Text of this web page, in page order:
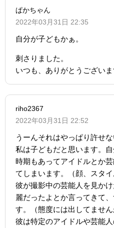
ぱかちゃん
2022年03月31日 22:35
自分が子どもかぁ。
刺さりました。
いつも、ありがとうございま
riho2367
2022年03月31日 22:52
うーんそれはやっぱり許せな
私は子どもだと思います。
時期もあってアイドルとか
てしまいます。（顔、スタイ
彼が撮影中の芸能人を見か
麗だったよとか言ってきて
す。（態度には出してません
彼は特定のアイドルや芸能